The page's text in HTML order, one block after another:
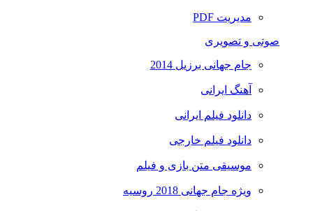
مدیریت PDF
صوتی و تصویری
جام جهانی برزیل 2014
آهنگ ایرانی
دانلود فیلم ایرانی
دانلود فیلم خارجی
موسیقی متن بازی و فیلم
ویژه جام جهانی 2018 روسیه